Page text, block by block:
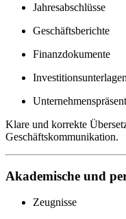
Jahresabschlüsse
Geschäftsberichte
Finanzdokumente
Investitionsunterlagen
Klare und korrekte
Geschäftskommunikation.
Akademische und
Zeugnisse